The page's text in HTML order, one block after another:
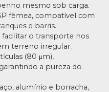
mesmo sob carga.
fêmea, compatível com
e barris.
o transporte nos
terreno irregular.
(80 μm),
a pureza do
alumínio e borracha,